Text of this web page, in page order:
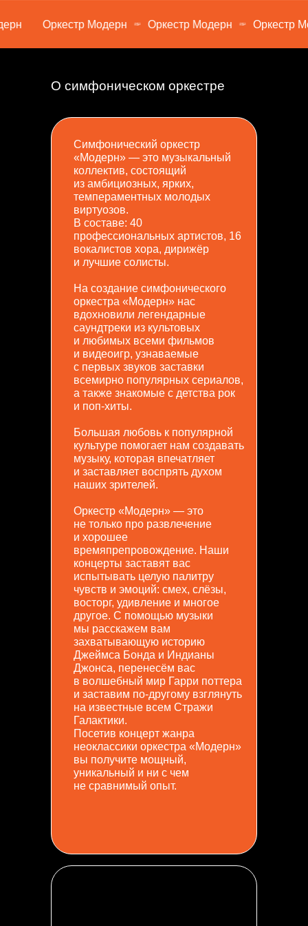
Оркестр Модерн Оркестр Модерн Оркестр
Симфонический оркестр
«Модерн» — это музыкальный
коллектив, состоящий
из амбициозных, ярких,
темпераментных молодых
виртуозов.
В составе: 40
профессиональных артистов, 16
вокалистов хора, дирижёр
и лучшие солисты.
На создание симфонического
оркестра «Модерн» нас
вдохновили легендарные
саундтреки из культовых
и любимых всеми фильмов
и видеоигр, узнаваемые
с первых звуков заставки
всемирно популярных сериалов,
а также знакомые с детства рок
и поп-хиты.
Большая любовь к популярной
культуре помогает нам создавать
музыку, которая впечатляет
и заставляет воспрять духом
наших зрителей.
Оркестр «Модерн» — это
не только про развлечение
и хорошее
времяпрепровождение. Наши
концерты заставят вас
испытывать целую палитру
чувств и эмоций: смех, слёзы,
восторг, удивление и многое
другое. С помощью музыки
мы расскажем вам
захватывающую историю
Джеймса Бонда и Индианы
Джонса, перенесём вас
в волшебный мир Гарри поттера
и заставим по-другому взглянуть
на известные всем Стражи
Галактики.
Посетив концерт жанра
неоклассики оркестра «Модерн»
вы получите мощный,
уникальный и ни с чем
не сравнимый опыт.
О симфоническом оркестре